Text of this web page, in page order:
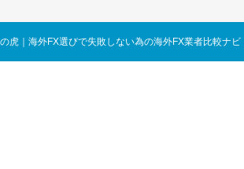
虎｜海外FX選びで失敗しない為の海外FX業者比較ナビ